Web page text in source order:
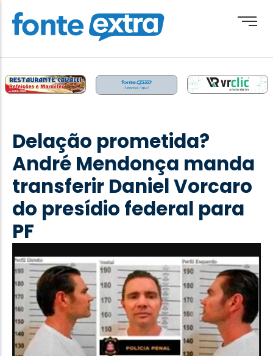
Destaque
Esporte
Geral
Obituário
Paraguai
Paraná
Política
Santa Helena e Região
Saúde e Bem-Estar
Delação prometida?
André Mendonça manda
transferir Daniel Vorcaro
do presídio federal para
PF